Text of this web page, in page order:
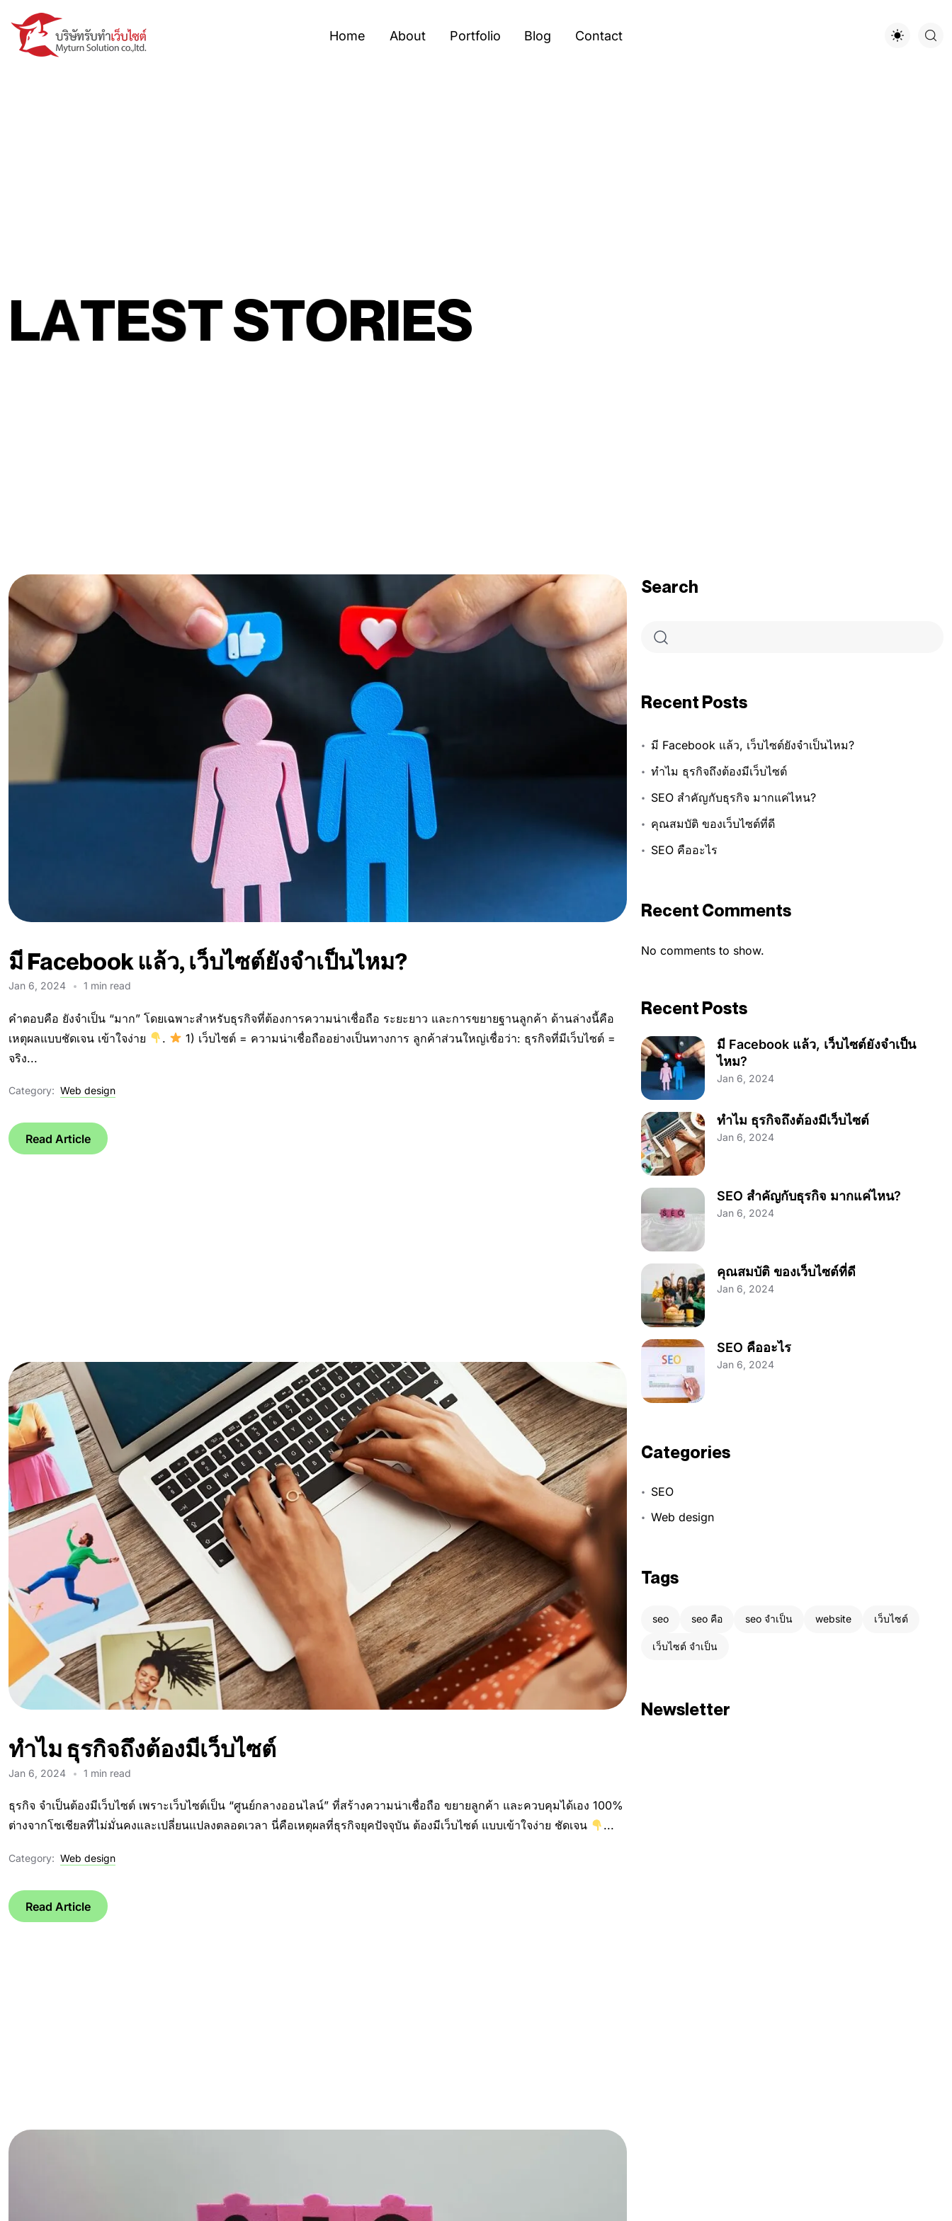
Home About Portfolio Blog Contact
LATESTSTORIES
มี Facebook แล้ว, เว็บไซต์ยังจำเป็นไหม?
Jan 6, 2024 1 min read
คำตอบคือ ยังจำเป็น “มาก” โดยเฉพาะสำหรับธุรกิจที่ต้องการความน่าเชื่อถือ ระยะยาว และการขยายฐานลูกค้า ด้านล่างนี้คือ
เหตุผลแบบชัดเจน เข้าใจง่าย
.
1) เว็บไซต์ = ความน่าเชื่อถืออย่างเป็นทางการ ลูกค้าส่วนใหญ่เชื่อว่า: ธุรกิจที่มีเว็บไซต์ =
จริง...
Category: Web design
Read Article
ทำไม ธุรกิจถึงต้องมีเว็บไซต์
Jan 6, 2024 1 min read
ธุรกิจ จำเป็นต้องมีเว็บไซต์ เพราะเว็บไซต์เป็น “ศูนย์กลางออนไลน์” ที่สร้างความน่าเชื่อถือ ขยายลูกค้า และควบคุมได้เอง 100%
ต่างจากโซเชียลที่ไม่มั่นคงและเปลี่ยนแปลงตลอดเวลา นี่คือเหตุผลที่ธุรกิจยุคปัจจุบัน ต้องมีเว็บไซต์ แบบเข้าใจง่าย ชัดเจน
...
Category: Web design
Read Article
Search
Recent Posts
มี Facebook แล้ว, เว็บไซต์ยังจำเป็นไหม?
ทำไม ธุรกิจถึงต้องมีเว็บไซต์
SEO สำคัญกับธุรกิจ มากแค่ไหน?
คุณสมบัติ ของเว็บไซต์ที่ดี
SEO คืออะไร
Recent Comments
No comments to show.
Recent Posts
มี Facebook แล้ว, เว็บไซต์ยังจำเป็น
ไหม?
Jan 6, 2024
ทำไม ธุรกิจถึงต้องมีเว็บไซต์
Jan 6, 2024
SEO สำคัญกับธุรกิจ มากแค่ไหน?
Jan 6, 2024
คุณสมบัติ ของเว็บไซต์ที่ดี
Jan 6, 2024
SEO คืออะไร
Jan 6, 2024
Categories
SEO
Web design
Tags
seo seo คือ seo จำเป็น website เว็บไซต์
เว็บไซต์ จำเป็น
Newsletter